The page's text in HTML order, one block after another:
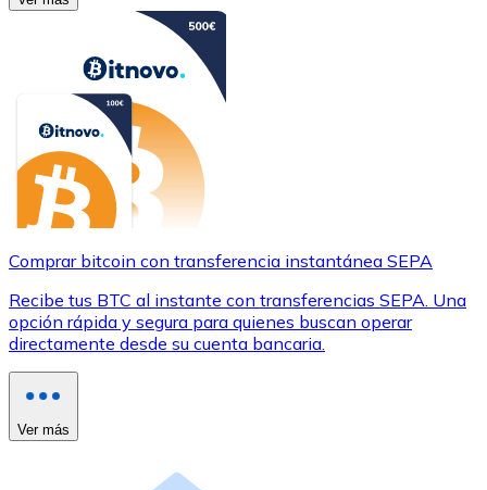
Comprar bitcoin con transferencia instantánea SEPA
Recibe tus BTC al instante con transferencias SEPA. Una
opción rápida y segura para quienes buscan operar
directamente desde su cuenta bancaria.
Ver más